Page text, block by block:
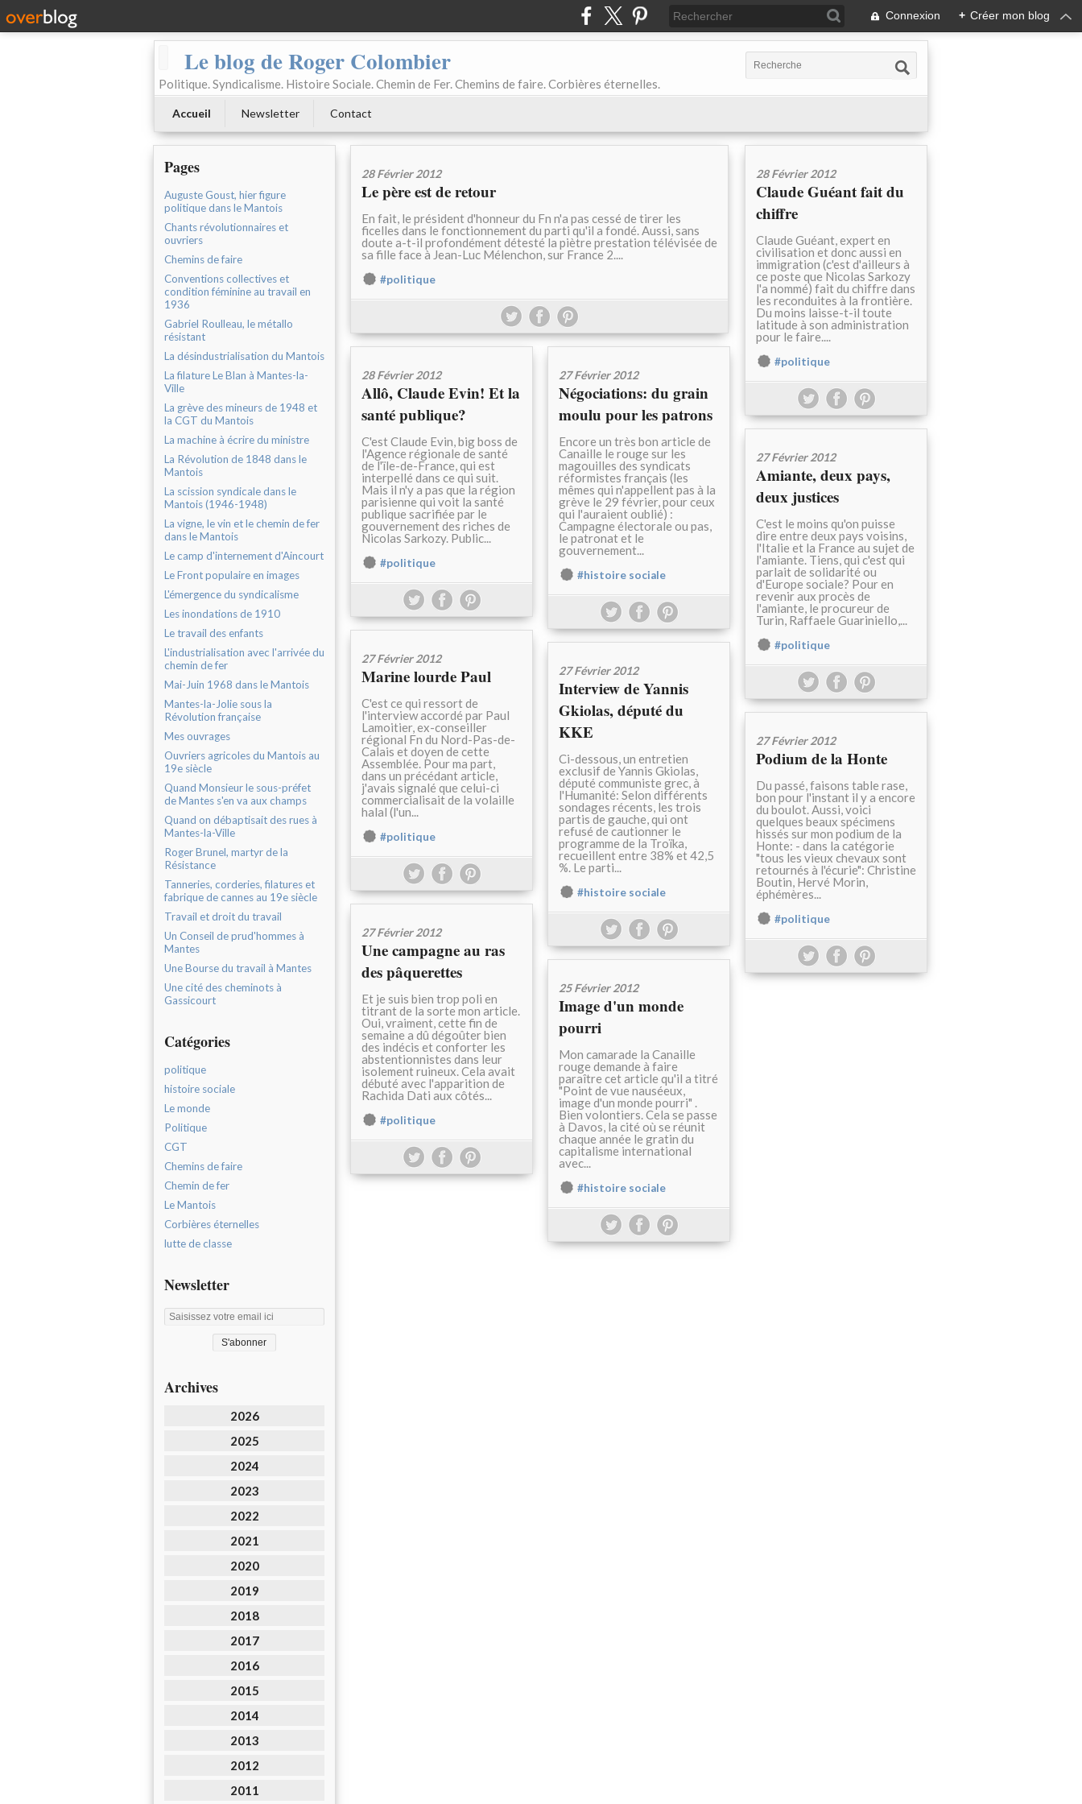
Connexion + Créer mon blog
Le blog de Roger Colombier
Politique. Syndicalisme. Histoire Sociale. Chemin de Fer. Chemins de faire. Corbières éternelles.
Accueil Newsletter Contact
Pages
Auguste Goust, hier figure
politique dans le Mantois
Chants révolutionnaires et
ouvriers
Chemins de faire
Conventions collectives et
condition féminine au travail en
1936
Gabriel Roulleau, le métallo
résistant
La désindustrialisation du Mantois
La filature Le Blan à Mantes-la-
Ville
La grève des mineurs de 1948 et
la CGT du Mantois
La machine à écrire du ministre
La Révolution de 1848 dans le
Mantois
La scission syndicale dans le
Mantois (1946-1948)
La vigne, le vin et le chemin de fer
dans le Mantois
Le camp d'internement d'Aincourt
Le Front populaire en images
L'émergence du syndicalisme
Les inondations de 1910
Le travail des enfants
L'industrialisation avec l'arrivée du
chemin de fer
Mai-Juin 1968 dans le Mantois
Mantes-la-Jolie sous la
Révolution française
Mes ouvrages
Ouvriers agricoles du Mantois au
19e siècle
Quand Monsieur le sous-préfet
de Mantes s'en va aux champs
Quand on débaptisait des rues à
Mantes-la-Ville
Roger Brunel, martyr de la
Résistance
Tanneries, corderies, filatures et
fabrique de cannes au 19e siècle
Travail et droit du travail
Un Conseil de prud'hommes à
Mantes
Une Bourse du travail à Mantes
Une cité des cheminots à
Gassicourt
Catégories
politique
histoire sociale
Le monde
Politique
CGT
Chemins de faire
Chemin de fer
Le Mantois
Corbières éternelles
lutte de classe
Newsletter
Archives
2026
2025
2024
2023
2022
2021
2020
2019
2018
2017
2016
2015
2014
2013
2012
2011
28 Février 2012
Le père est de retour
En fait, le président d'honneur du Fn n'a pas cessé de tirer les
ficelles dans le fonctionnement du parti qu'il a fondé. Aussi, sans
doute a-t-il profondément détesté la piètre prestation télévisée de
sa fille face à Jean-Luc Mélenchon, sur France 2....
#politique
28 Février 2012
Claude Guéant fait du
chiffre
Claude Guéant, expert en
civilisation et donc aussi en
immigration (c'est d'ailleurs à
ce poste que Nicolas Sarkozy
l'a nommé) fait du chiffre dans
les reconduites à la frontière.
Du moins laisse-t-il toute
latitude à son administration
pour le faire....
#politique
28 Février 2012
Allô, Claude Evin! Et la
santé publique?
C'est Claude Evin, big boss de
l'Agence régionale de santé
de l'ïle-de-France, qui est
interpellé dans ce qui suit.
Mais il n'y a pas que la région
parisienne qui voit la santé
publique sacrifiée par le
gouvernement des riches de
Nicolas Sarkozy. Public...
#politique
27 Février 2012
Négociations: du grain
moulu pour les patrons
Encore un très bon article de
Canaille le rouge sur les
magouilles des syndicats
réformistes français (les
mêmes qui n'appellent pas à la
grève le 29 février, pour ceux
qui l'auraient oublié) :
Campagne électorale ou pas,
le patronat et le
gouvernement...
#histoire sociale
27 Février 2012
Amiante, deux pays,
deux justices
C'est le moins qu'on puisse
dire entre deux pays voisins,
l'Italie et la France au sujet de
l'amiante. Tiens, qui c'est qui
parlait de solidarité ou
d'Europe sociale? Pour en
revenir aux procès de
l'amiante, le procureur de
Turin, Raffaele Guariniello,...
#politique
27 Février 2012
Marine lourde Paul
C'est ce qui ressort de
l'interview accordé par Paul
Lamoitier, ex-conseiller
régional Fn du Nord-Pas-de-
Calais et doyen de cette
Assemblée. Pour ma part,
dans un précédant article,
j'avais signalé que celui-ci
commercialisait de la volaille
halal (l'un...
#politique
27 Février 2012
Interview de Yannis
Gkiolas, député du
KKE
Ci-dessous, un entretien
exclusif de Yannis Gkiolas,
député communiste grec, à
l'Humanité: Selon différents
sondages récents, les trois
partis de gauche, qui ont
refusé de cautionner le
programme de la Troïka,
recueillent entre 38% et 42,5
%. Le parti...
#histoire sociale
27 Février 2012
Podium de la Honte
Du passé, faisons table rase,
bon pour l'instant il y a encore
du boulot. Aussi, voici
quelques beaux spécimens
hissés sur mon podium de la
Honte: - dans la catégorie
"tous les vieux chevaux sont
retournés à l'écurie": Christine
Boutin, Hervé Morin,
éphémères...
#politique
27 Février 2012
Une campagne au ras
des pâquerettes
Et je suis bien trop poli en
titrant de la sorte mon article.
Oui, vraiment, cette fin de
semaine a dû dégoûter bien
des indécis et conforter les
abstentionnistes dans leur
isolement ruineux. Cela avait
débuté avec l'apparition de
Rachida Dati aux côtés...
#politique
25 Février 2012
Image d'un monde
pourri
Mon camarade la Canaille
rouge demande à faire
paraître cet article qu'il a titré
"Point de vue nauséeux,
image d'un monde pourri" .
Bien volontiers. Cela se passe
à Davos, la cité où se réunit
chaque année le gratin du
capitalisme international
avec...
#histoire sociale